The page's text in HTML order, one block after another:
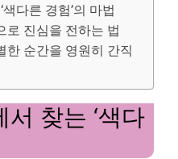
다른 경험’의 마법
로 진심을 전하는 법
한 순간을 영원히 간직
찾는 ‘색다